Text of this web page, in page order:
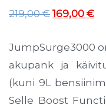
219,00€ Algne
oli:
219,00 €.
169,00 €
JumpSurge3000
akupank ja
(kuni 9L
Selle Boost